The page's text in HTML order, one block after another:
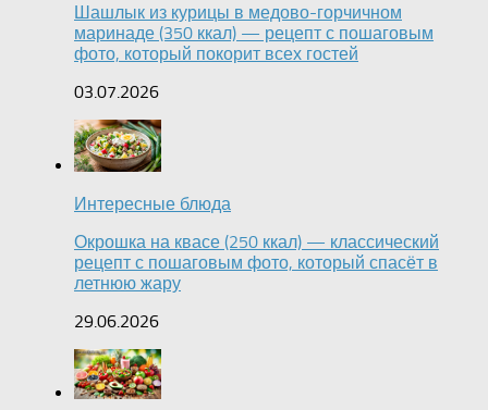
Шашлык из курицы в медово-горчичном
маринаде (350 ккал) — рецепт с пошаговым
фото, который покорит всех гостей
03.07.2026
Интересные блюда
Окрошка на квасе (250 ккал) — классический
рецепт с пошаговым фото, который спасёт в
летнюю жару
29.06.2026